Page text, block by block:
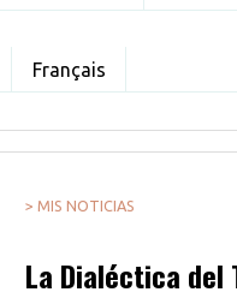
Français
> MIS NOTICIAS
La Dialéctica del